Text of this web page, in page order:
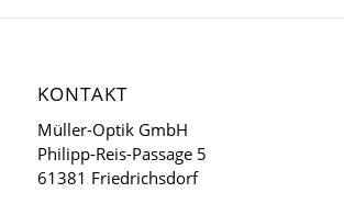
KONTAKT
Müller-Optik GmbH
Philipp-Reis-Passage 5
61381 Friedrichsdorf